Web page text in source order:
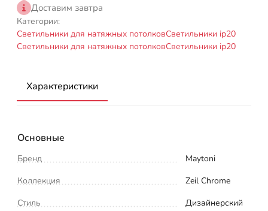
Доставим завтра
Категории:
Светильники для натяжных потолковСветильники ip20
Светильники для натяжных потолковСветильники ip20
Характеристики
Основные
Бренд
Maytoni
Коллекция
Zeil Chrome
Стиль
Дизайнерский